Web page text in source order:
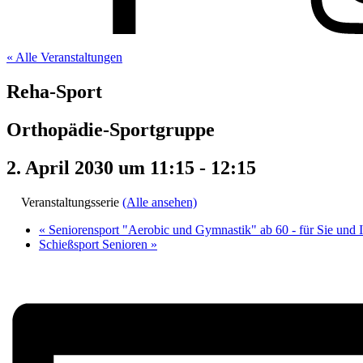
« Alle Veranstaltungen
Reha-Sport
Orthopädie-Sportgruppe
2. April 2030 um 11:15 - 12:15
Veranstaltungsserie (Alle ansehen)
« Seniorensport "Aerobic und Gymnastik" ab 60 - für Sie und
Schießsport Senioren »